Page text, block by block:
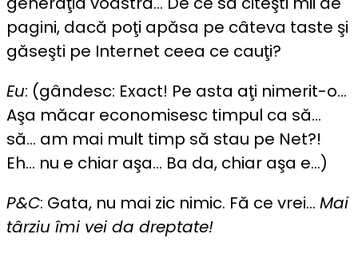
pagini, dacă poţi apăsa pe câteva taste şi
găseşti pe Internet ceea ce cauţi?
Eu: (gândesc: Exact! Pe asta aţi nimerit-o…
Aşa măcar economisesc timpul ca să…
să… am mai mult timp să stau pe Net?!
Eh… nu e chiar aşa… Ba da, chiar aşa e…)
P&C: Gata, nu mai zic nimic. Fă ce vrei… Mai
târziu îmi vei da dreptate!